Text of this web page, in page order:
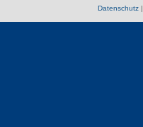
Datenschutz|